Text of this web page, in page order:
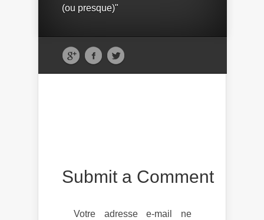
(ou presque)"
Submit a Comment
Votre adresse e-mail ne